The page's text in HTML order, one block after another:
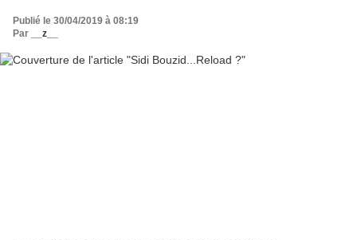
Publié le 30/04/2019 à 08:19
Par
__z__